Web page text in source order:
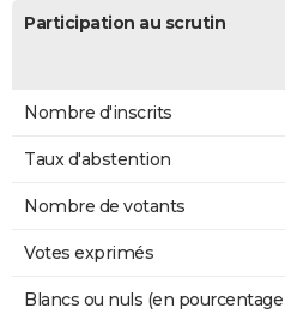
Participation au scrutin
Nombre d'inscrits
Taux d'abstention
Nombre de votants
Votes exprimés
Blancs ou nuls (en pourcentage